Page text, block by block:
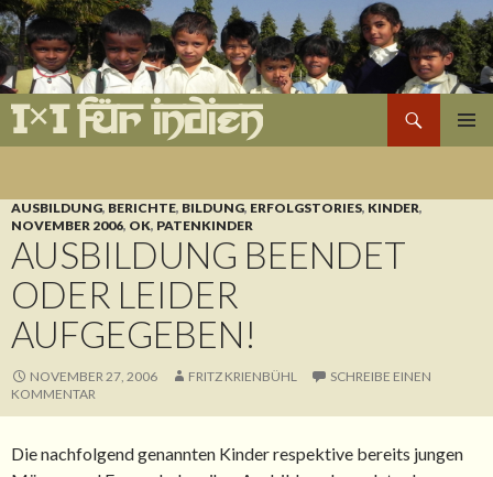
1×1 für Indien
Suchen
ZUM
AUSBILDUNG, BERICHTE, BILDUNG, ERFOLGSTORIES, KINDER,
NOVEMBER 2006, OK, PATENKINDER
AUSBILDUNG BEENDET
ODER LEIDER
AUFGEGEBEN!
NOVEMBER 27, 2006 FRITZ KRIENBÜHL
SCHREIBE EINEN
KOMMENTAR
Die nachfolgend genannten Kinder respektive bereits jungen